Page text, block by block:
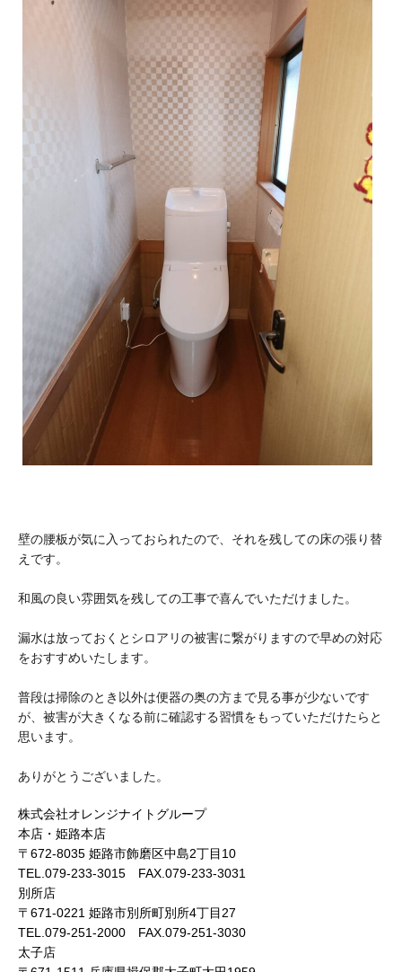
壁の腰板が気に入っておられたので、それを残しての床の張り替
えです。
和風の良い雰囲気を残しての工事で喜んでいただけました。
漏水は放っておくとシロアリの被害に繋がりますので早めの対応
をおすすめいたします。
普段は掃除のとき以外は便器の奥の方まで見る事が少ないです
が、被害が大きくなる前に確認する習慣をもっていただけたらと
思います。
ありがとうございました。
株式会社オレンジナイトグループ
本店・姫路本店
〒672-8035 姫路市飾磨区中島2丁目10
TEL.079-233-3015 FAX.079-233-3031
別所店
〒671-0221 姫路市別所町別所4丁目27
TEL.079-251-2000 FAX.079-251-3030
太子店